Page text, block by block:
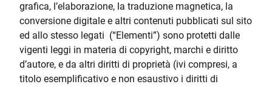
grafica, l’elaborazione, la traduzione magnetica, la
conversione digitale e altri contenuti pubblicati sul sito
ed allo stesso legati (“Elementi”) sono protetti dalle
vigenti leggi in materia di copyright, marchi e diritto
d’autore, e da altri diritti di proprietà (ivi compresi, a
titolo esemplificativo e non esaustivo i diritti di